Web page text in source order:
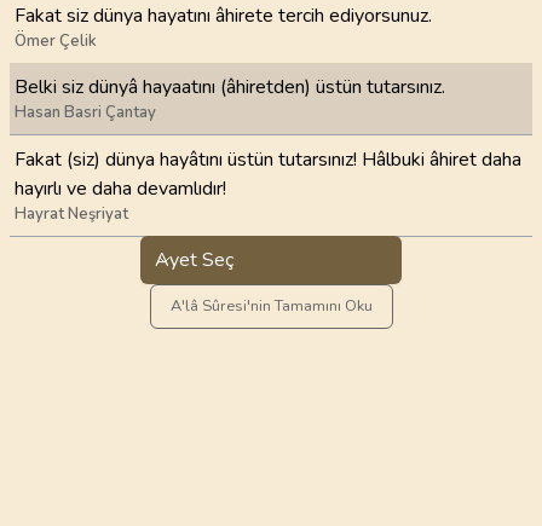
Fakat siz dünya hayatını âhirete tercih ediyorsunuz.
Ömer Çelik
Belki siz dünyâ hayaatını (âhiretden) üstün tutarsınız.
Hasan Basri Çantay
Fakat (siz) dünya hayâtını üstün tutarsınız! Hâlbuki âhiret daha
hayırlı ve daha devamlıdır!
Hayrat Neşriyat
Ayet Seç
A'lâ Sûresi'nin Tamamını Oku